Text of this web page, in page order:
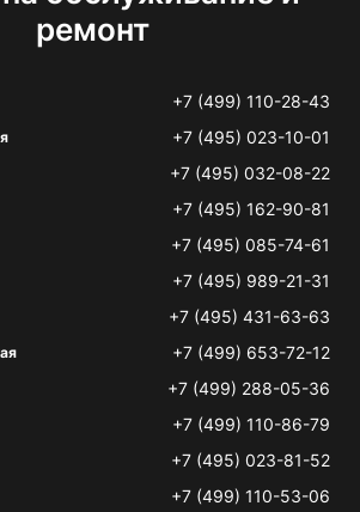
ремонт
+7 (499) 110-28-43
+7 (495) 023-10-01
+7 (495) 032-08-22
+7 (495) 162-90-81
+7 (495) 085-74-61
+7 (495) 989-21-31
+7 (495) 431-63-63
+7 (499) 653-72-12
+7 (499) 288-05-36
+7 (499) 110-86-79
+7 (495) 023-81-52
+7 (499) 110-53-06